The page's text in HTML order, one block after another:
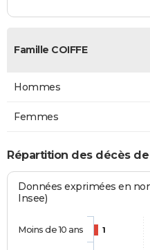
Famille COIFFE
Hommes
Femmes
Répartition des décès
Données exprimées en
Insee)
1
Moins de 10 ans